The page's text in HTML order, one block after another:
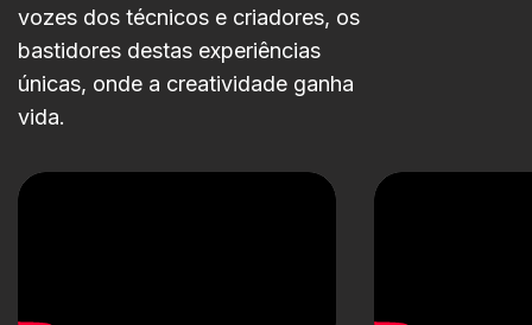
vozes dos técnicos e criadores, os
bastidores destas experiências
únicas, onde a creatividade ganha
vida.